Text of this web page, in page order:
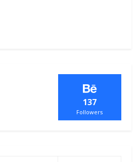
137
Followers